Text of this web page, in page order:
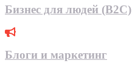
Бизнес для людей (B2C)
Блоги и маркетинг